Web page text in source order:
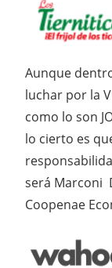
Aunque
luchar por la
como lo son
lo cierto es
será Marconi
Coopenae